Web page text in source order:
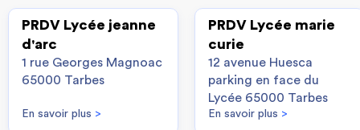
PRDV Lycée jeanne
d'arc
1 rue Georges Magnoac
65000 Tarbes
En savoir plus >
PRDV Lycée marie
curie
12 avenue Huesca
parking en face du
Lycée 65000 Tarbes
En savoir plus >